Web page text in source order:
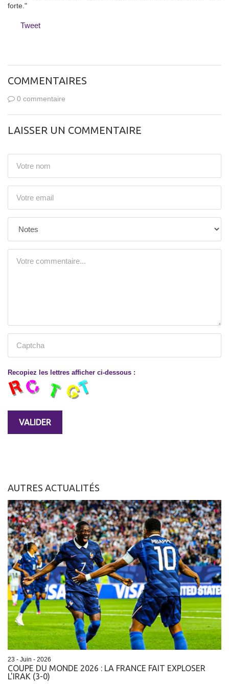
forte."
Tweet
COMMENTAIRES
0 commentaire
LAISSER UN COMMENTAIRE
Recopiez les lettres afficher ci-dessous :
AUTRES ACTUALITÉS
23 - Juin - 2026
COUPE DU MONDE 2026 : LA FRANCE FAIT EXPLOSER
L'IRAK (3-0)